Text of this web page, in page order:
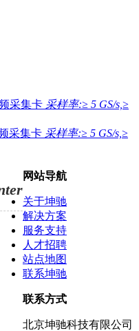
采集卡 采样率:≥ 5 GS/s,≥
采集卡 采样率:≥ 5 GS/s,≥
网站导航
关于坤驰
解决方案
服务支持
人才招聘
站点地图
联系坤驰
联系方式
北京坤驰科技有限公司